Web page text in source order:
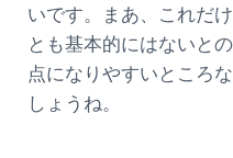
いです。まあ、これだ
とも基本的にはないと
点になりやすいところ
しょうね。